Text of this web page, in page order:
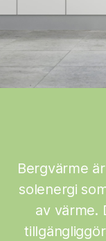
Bergvärme
solenergi
av värme.